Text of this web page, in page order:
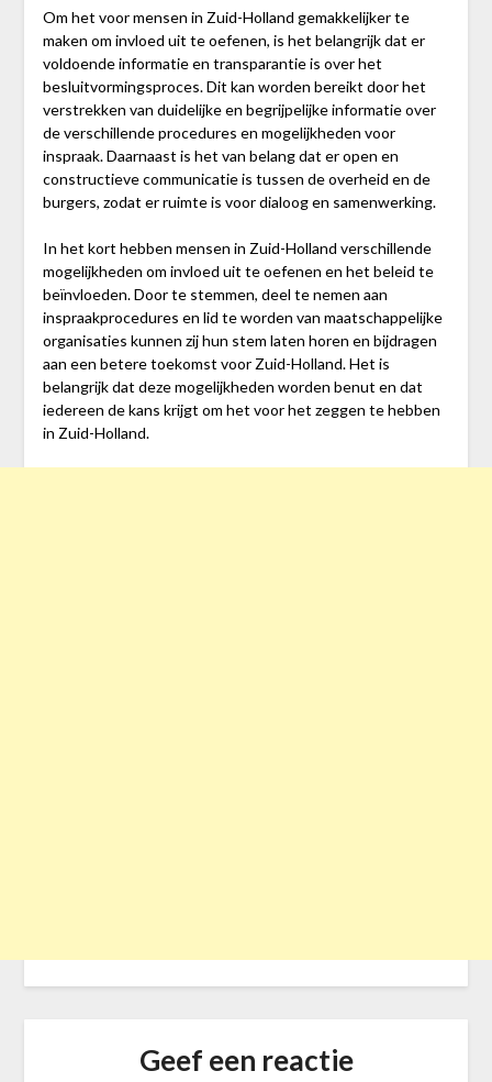
Om het voor mensen in Zuid-Holland gemakkelijker te
maken om invloed uit te oefenen, is het belangrijk dat er
voldoende informatie en transparantie is over het
besluitvormingsproces. Dit kan worden bereikt door het
verstrekken van duidelijke en begrijpelijke informatie over
de verschillende procedures en mogelijkheden voor
inspraak. Daarnaast is het van belang dat er open en
constructieve communicatie is tussen de overheid en de
burgers, zodat er ruimte is voor dialoog en samenwerking.
In het kort hebben mensen in Zuid-Holland verschillende
mogelijkheden om invloed uit te oefenen en het beleid te
beïnvloeden. Door te stemmen, deel te nemen aan
inspraakprocedures en lid te worden van maatschappelijke
organisaties kunnen zij hun stem laten horen en bijdragen
aan een betere toekomst voor Zuid-Holland. Het is
belangrijk dat deze mogelijkheden worden benut en dat
iedereen de kans krijgt om het voor het zeggen te hebben
in Zuid-Holland.
Geef een reactie